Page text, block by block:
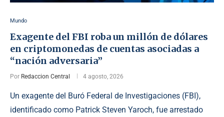
Mundo
Exagente del FBI roba un millón de dólares
en criptomonedas de cuentas asociadas a
“nación adversaria”
Por Redaccion Central 4 agosto, 2026
Un exagente del Buró Federal de Investigaciones (FBI),
identificado como Patrick Steven Yaroch, fue arrestado